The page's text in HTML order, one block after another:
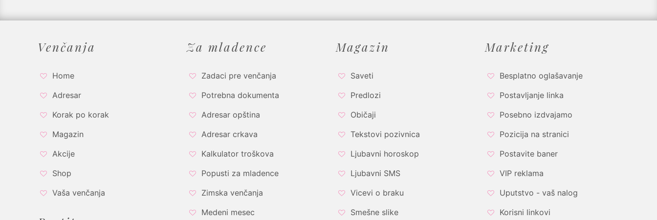
Venčanja
Home
Adresar
Korak po korak
Magazin
Akcije
Shop
Vaša venčanja
Za mladence
Zadaci pre venčanja
Potrebna dokumenta
Adresar opština
Adresar crkava
Kalkulator troškova
Popusti za mladence
Zimska venčanja
Medeni mesec
Magazin
Saveti
Predlozi
Običaji
Tekstovi pozivnica
Ljubavni horoskop
Ljubavni SMS
Vicevi o braku
Smešne slike
Marketing
Besplatno oglašavanje
Postavljanje linka
Posebno izdvajamo
Pozicija na stranici
Postavite baner
VIP reklama
Uputstvo - vaš nalog
Korisni linkovi